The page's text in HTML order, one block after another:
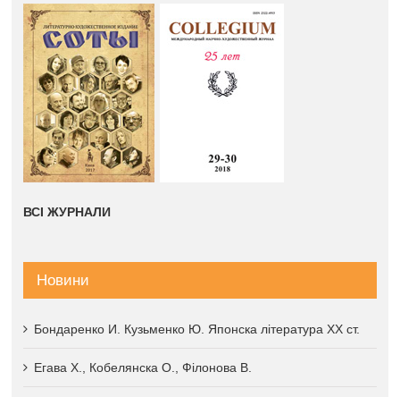
ВСІ ЖУРНАЛИ
Новини
Бондаренко И. Кузьменко Ю. Японска література XX ст.
Егава Х., Кобелянска О., Філонова В.